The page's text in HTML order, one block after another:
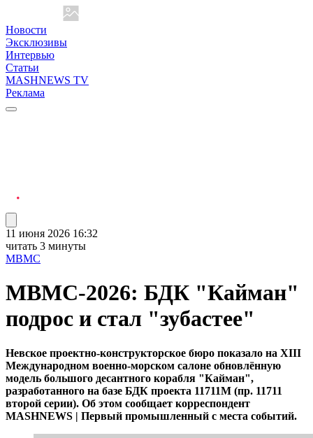
Новости
Эксклюзивы
Интервью
Статьи
MASHNEWS TV
Реклама
11 июня 2026 16:32
читать 3 минуты
МВМС
МВМС-2026: БДК "Кайман"
подрос и стал "зубастее"
Невское проектно-конструкторское бюро показало на XIII
Международном военно-морском салоне обновлённую
модель большого десантного корабля "Кайман",
разработанного на базе БДК проекта 11711М (пр. 11711
второй серии). Об этом сообщает корреспондент
MASHNEWS | Первый промышленный с места событий.